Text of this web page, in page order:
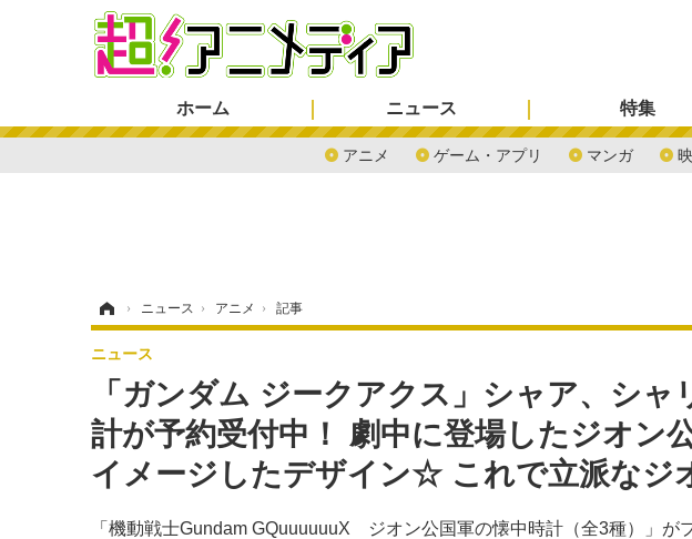
ホーム ニュース
アニメ ゲーム・アプリ マンガ
特集
› ニュース › アニメ › 記事
「ガンダム ジークアクス」シャア、シ
計が予約受付中！ 劇中に登場したジオン
イメージしたデザイン☆ これで立派なジ
「機動戦士Gundam GQuuuuuuX ジオン公国軍の懐中時計（全3種）」が
ニュース